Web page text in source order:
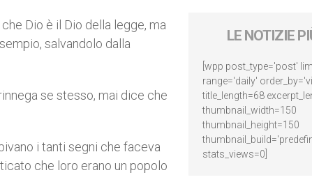
Dio è il Dio della legge, ma
salvandolo dalla
se stesso, mai dice che
i tanti segni che faceva
che loro erano un popolo
LE NOTIZIE
[wpp post_type='post'
range='daily'
title_length=68
thumbnail_width=150
thumbnail_height=150
stats_views=0]